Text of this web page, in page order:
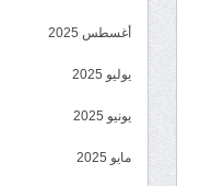
أغسطس 2025
يوليو 2025
يونيو 2025
مايو 2025